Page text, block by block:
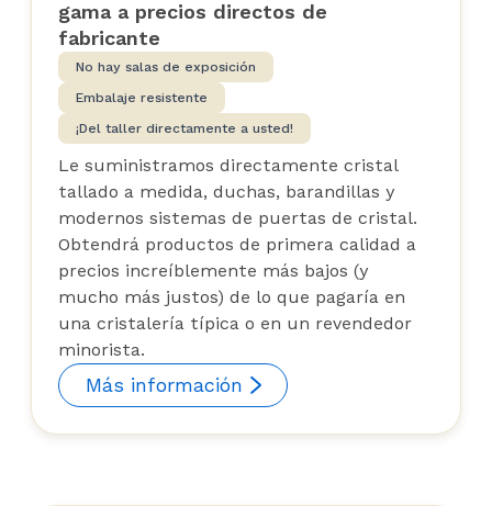
gama a precios directos de
fabricante
No hay salas de exposición
Embalaje resistente
¡Del taller directamente a usted!
Le suministramos directamente cristal
tallado a medida, duchas, barandillas y
modernos sistemas de puertas de cristal.
Obtendrá productos de primera calidad a
precios increíblemente más bajos (y
mucho más justos) de lo que pagaría en
una cristalería típica o en un revendedor
minorista.
Más información